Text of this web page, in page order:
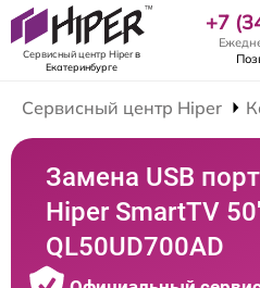
Сервисный центр Hiperв
Екатеринбурге
+7
Сервисный центр Hiper
Замена USB
Hiper SmartTV
QL50UD700AD